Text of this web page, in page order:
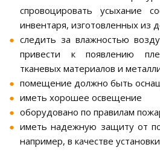
спровоцировать усыхание
инвентаря, изготовленных из
следить за влажностью
привести к появлению
тканевых материалов и
помещение должно быть
иметь хорошее освещение
оборудовано по правилам
иметь надежную защиту от
например, в качестве